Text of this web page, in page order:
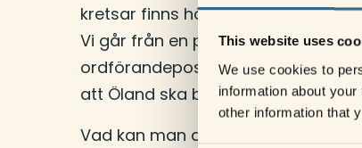
This website uses
We use cookies to
information about
other information that
kretsar finns höga förväntningar
Vi går från en politiskt tillsatt
ordförandeposten innehas av en
att Öland ska bli ännu
Vad kan man då göra i ett